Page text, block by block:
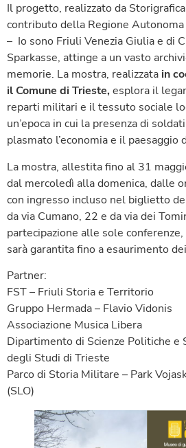
Il progetto, realizzato da
contributo della Regione
– Io sono Friuli Venezia Giulia e di
Sparkasse, attinge a un vasto
memorie. La mostra, realizzata in
il Comune di Trieste, esplora il
reparti militari e il tessuto sociale
un’epoca in cui la presenza di
plasmato l’economia e il paesaggio
La mostra, allestita fino al 31
dal mercoledì alla domenica, dalle
con ingresso incluso nel biglietto
da via Cumano, 22 e da via dei
partecipazione alle sole
sarà garantita fino a esaurimento
Partner:
FST – Friuli Storia e Territorio
Gruppo Hermada – Flavio Vidonis
Associazione Musica Libera
Dipartimento di Scienze Politiche e
degli Studi di Trieste
Parco di Storia Militare – Park
(SLO)